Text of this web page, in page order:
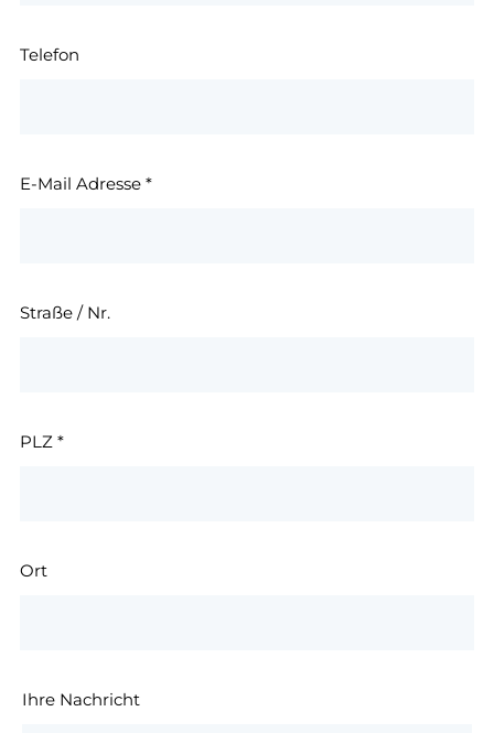
Telefon
E-Mail Adresse *
Straße / Nr.
PLZ *
Ort
Ihre Nachricht